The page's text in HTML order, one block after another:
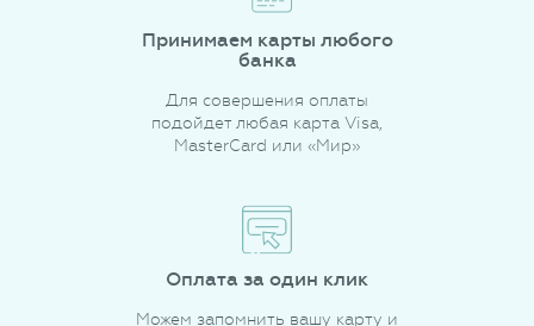
Принимаем карты любого
банка
Для совершения оплаты
подойдет любая карта Visa,
MasterCard или «Мир»
Оплата за один клик
Можем запомнить вашу карту и